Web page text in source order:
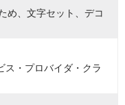
、文字セット、デコ
ス・プロバイダ・クラ